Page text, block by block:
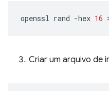
openssl rand -hex 16
Criar um arquivo de